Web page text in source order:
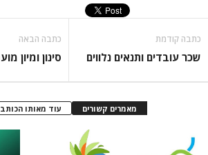
נלווים סינון ומיון מועמדים בביתם
עוד מאותו הכותב